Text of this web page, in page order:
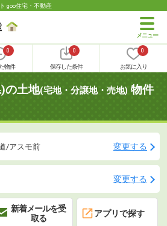
goo住宅・不動産
0
物件
0
保存した条件
0
お気に入り
の土地(宅地・分譲地・売地) 物件
/アスモ前 変更する
変更する
新着メールを受
取る
アプリで探す